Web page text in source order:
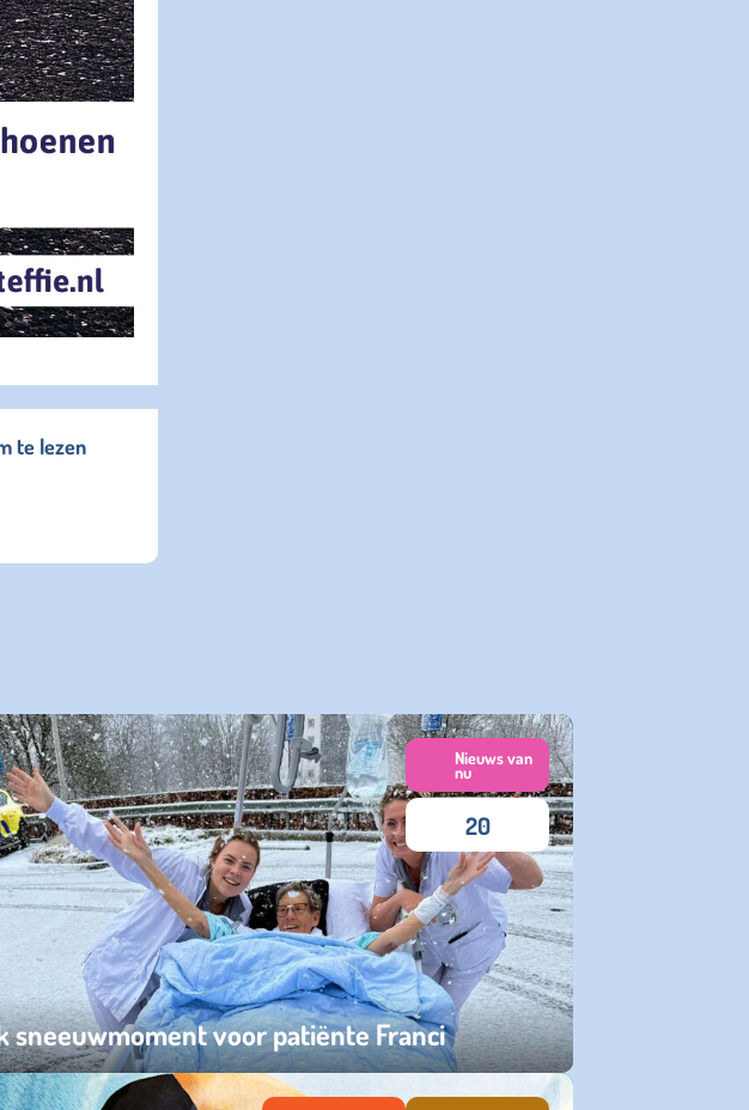
te lezen
sneeuwmoment voor patiënte Franci
05 januari 2026
Nieuws van
nu
20